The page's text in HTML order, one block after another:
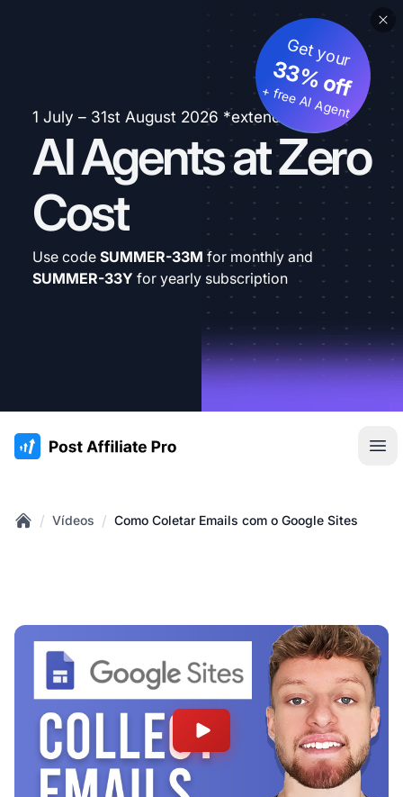
1 July – 31st August 2026 *extended
AI Agents at Zero
Cost
Get your
33% off
+ free AI Agent
Use code SUMMER-33M for monthly and
SUMMER-33Y for yearly subscription
:site.title
/ Vídeos / Como Coletar Emails com o Google Sites